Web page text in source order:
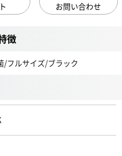
お問い合わせ
徴
/フルサイズ/ブラック